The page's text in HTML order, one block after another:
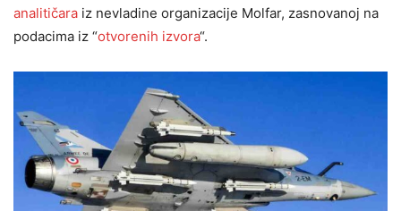
analitičara iz nevladine organizacije Molfar, zasnovanoj na
podacima iz “otvorenih izvora“.